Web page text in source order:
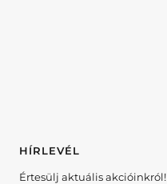
HÍRLEVÉL
Értesülj aktuális akcióinkról!